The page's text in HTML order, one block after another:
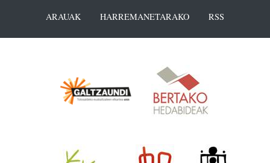
ARAUAK
HARREMANETARAKO RSS